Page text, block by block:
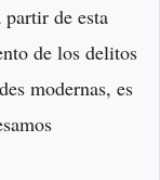
de esta
de los delitos
modernas, es